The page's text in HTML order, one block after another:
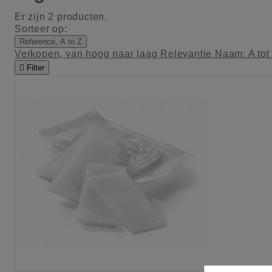
Er zijn 2 producten.
Sorteer op:
Reference, A to Z
Verkopen, van hoog naar laag Relevantie Naam: A tot
 Filter